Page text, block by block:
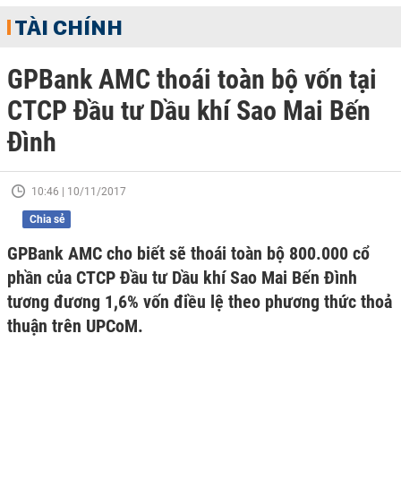
TÀI CHÍNH
GPBank AMC thoái toàn bộ vốn tại
CTCP Đầu tư Dầu khí Sao Mai Bến
Đình
10:46 | 10/11/2017
Chia sẻ
GPBank AMC cho biết sẽ thoái toàn bộ 800.000 cổ
phần của CTCP Đầu tư Dầu khí Sao Mai Bến Đình
tương đương 1,6% vốn điều lệ theo phương thức thoả
thuận trên UPCoM.